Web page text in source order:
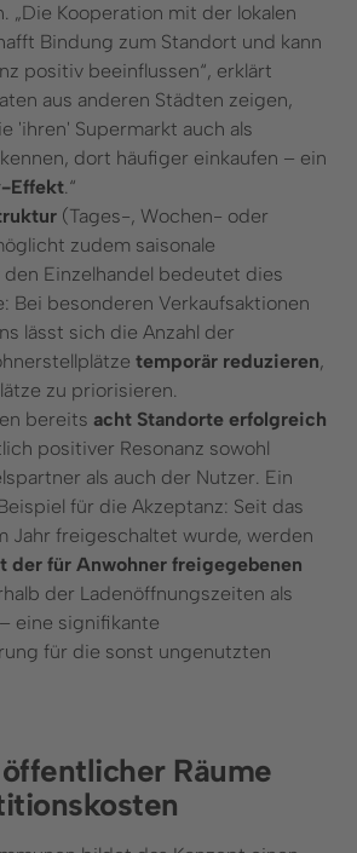
„Die Kooperation mit der lokalen
Bindung zum Standort und kann
positiv beeinflussen“, erklärt
aus anderen Städten zeigen,
'ihren' Supermarkt auch als
dort häufiger einkaufen – ein
Effekt.“
(Tages-, Wochen- oder
zudem saisonale
den Einzelhandel bedeutet dies
Bei besonderen Verkaufsaktionen
lässt sich die Anzahl der
temporär reduzieren,
zu priorisieren.
bereitsacht Standorte erfolgreich
positiver Resonanz sowohl
als auch der Nutzer. Ein
für die Akzeptanz: Seit das
Jahr freigeschaltet wurde, werden
der für Anwohner freigegebenen
der Ladenöffnungszeiten als
eine signifikante
für die sonst ungenutzten
Räume